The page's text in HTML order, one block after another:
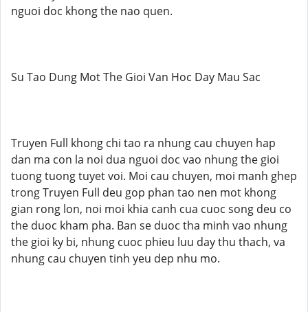
nguoi doc khong the nao quen.
Su Tao Dung Mot The Gioi Van Hoc Day Mau Sac
Truyen Full khong chi tao ra nhung cau chuyen hap
dan ma con la noi dua nguoi doc vao nhung the gioi
tuong tuong tuyet voi. Moi cau chuyen, moi manh ghep
trong Truyen Full deu gop phan tao nen mot khong
gian rong lon, noi moi khia canh cua cuoc song deu co
the duoc kham pha. Ban se duoc tha minh vao nhung
the gioi ky bi, nhung cuoc phieu luu day thu thach, va
nhung cau chuyen tinh yeu dep nhu mo.